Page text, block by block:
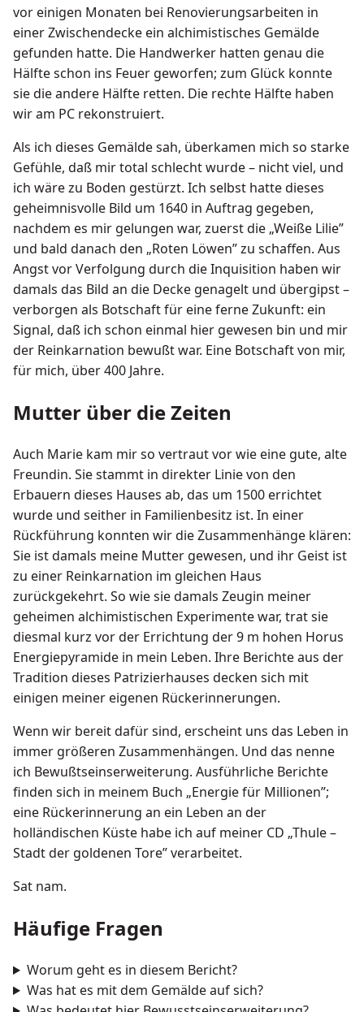
vor einigen Monaten bei Renovierungsarbeiten in
einer Zwischendecke ein alchimistisches Gemälde
gefunden hatte. Die Handwerker hatten genau die
Hälfte schon ins Feuer geworfen; zum Glück konnte
sie die andere Hälfte retten. Die rechte Hälfte haben
wir am PC rekonstruiert.
Als ich dieses Gemälde sah, überkamen mich so starke
Gefühle, daß mir total schlecht wurde – nicht viel, und
ich wäre zu Boden gestürzt. Ich selbst hatte dieses
geheimnisvolle Bild um 1640 in Auftrag gegeben,
nachdem es mir gelungen war, zuerst die „Weiße Lilie”
und bald danach den „Roten Löwen” zu schaffen. Aus
Angst vor Verfolgung durch die Inquisition haben wir
damals das Bild an die Decke genagelt und übergipst –
verborgen als Botschaft für eine ferne Zukunft: ein
Signal, daß ich schon einmal hier gewesen bin und mir
der Reinkarnation bewußt war. Eine Botschaft von mir,
für mich, über 400 Jahre.
Mutter über die Zeiten
Auch Marie kam mir so vertraut vor wie eine gute, alte
Freundin. Sie stammt in direkter Linie von den
Erbauern dieses Hauses ab, das um 1500 errichtet
wurde und seither in Familienbesitz ist. In einer
Rückführung konnten wir die Zusammenhänge klären:
Sie ist damals meine Mutter gewesen, und ihr Geist ist
zu einer Reinkarnation im gleichen Haus
zurückgekehrt. So wie sie damals Zeugin meiner
geheimen alchimistischen Experimente war, trat sie
diesmal kurz vor der Errichtung der 9 m hohen Horus
Energiepyramide in mein Leben. Ihre Berichte aus der
Tradition dieses Patrizierhauses decken sich mit
einigen meiner eigenen Rückerinnerungen.
Wenn wir bereit dafür sind, erscheint uns das Leben in
immer größeren Zusammenhängen. Und das nenne
ich Bewußtseinserweiterung. Ausführliche Berichte
finden sich in meinem Buch „Energie für Millionen”;
eine Rückerinnerung an ein Leben an der
holländischen Küste habe ich auf meiner CD „Thule –
Stadt der goldenen Tore” verarbeitet.
Sat nam.
Häufige Fragen
Worum geht es in diesem Bericht?
Was hat es mit dem Gemälde auf sich?